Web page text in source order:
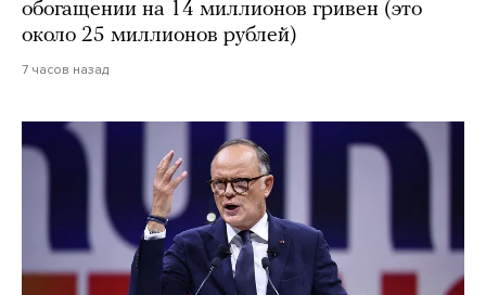
обогащении на 14 миллионов гривен (это
около 25 миллионов рублей)
7 часов назад